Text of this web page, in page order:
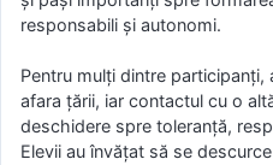
responsabili și autonomi.
Pentru mulți dintre
afara țării, iar contactul cu o
deschidere spre toleranță,
Elevii au învățat să se